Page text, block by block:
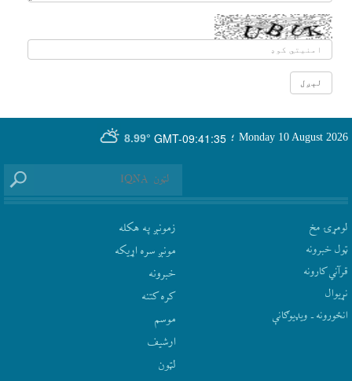
GMT-09:41:35
8.99° Monday 10 August 2026 ؛
لومړۍ مخ
ټول خبرونه
قرآني کارونه
نړيوال
انځورونه ـ ویډیوګانې
زمونږ په هکله
مونږ سره اړيکه
‫خبرونه
کره کتنه
موسم
ارشيف
لټون